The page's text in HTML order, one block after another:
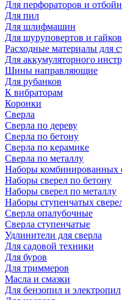
Для перфораторов и
Для пил
Для шлифмашин
Для шуруповертов и
Расходные материалы для
Для аккумуляторного
Шины направляющие
Для рубанков
К вибраторам
Коронки
Сверла
Сверла по дереву
Сверла по бетону
Сверла по керамике
Сверла по металлу
Наборы комбинированных
Наборы сверел по бетону
Наборы сверел по металлу
Наборы ступенчатых
Сверла опалубочные
Сверла ступенчатые
Удлинители для сверла
Для садовой техники
Для буров
Для триммеров
Масла и смазки
Для бензопил и электропил